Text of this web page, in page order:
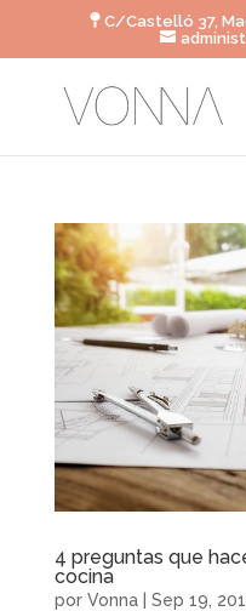
C/Castelló 37,
4 preguntas que
cocina
por Vonna| Sep 19,